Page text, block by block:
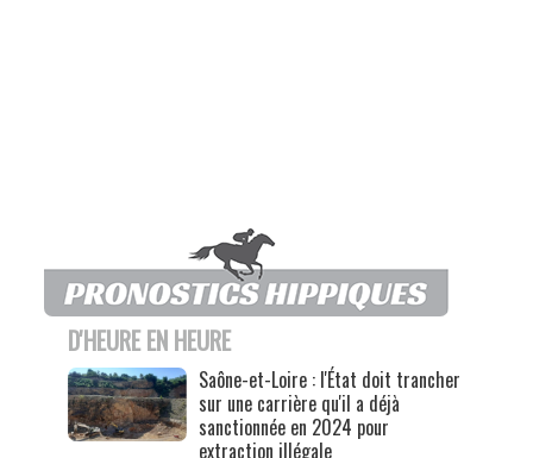
D'HEURE EN HEURE
Saône-et-Loire : l'État doit trancher
sur une carrière qu'il a déjà
sanctionnée en 2024 pour
extraction illégale